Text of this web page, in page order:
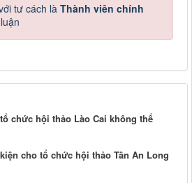
tư cách là Thành viên chính
chức hội thảo Lào Cai không thể
cho tổ chức hội thảo Tân An Long